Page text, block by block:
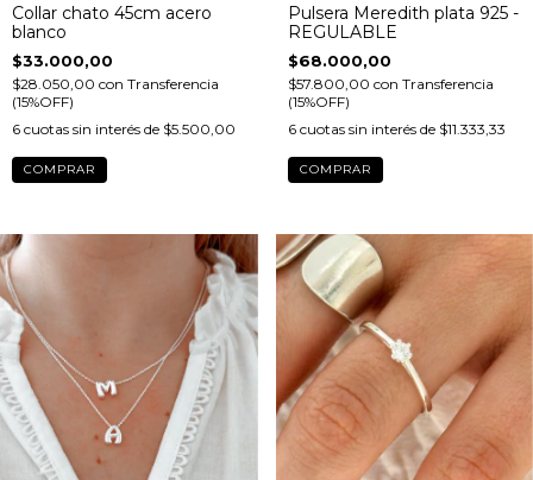
Collar chato 45cm acero
blanco
$33.000,00
$28.050,00 con Transferencia
(15%OFF)
6 cuotas sin interés de $5.500,00
Pulsera Meredith plata 925 -
REGULABLE
$68.000,00
$57.800,00 con Transferencia
(15%OFF)
6 cuotas sin interés de $11.333,33